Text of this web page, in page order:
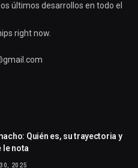
últimos desarrollos en todo el
right now.
Quién es, su trayectoria y
le nota
2025